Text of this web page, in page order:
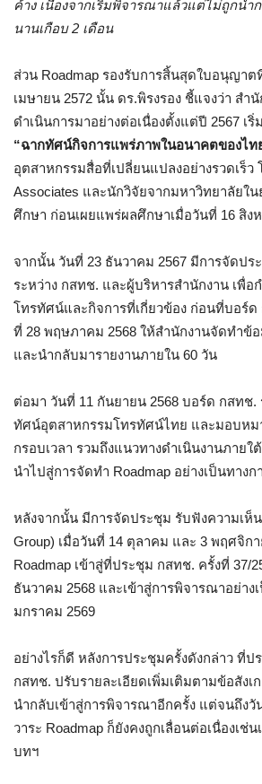
ค้าง เนื่องจากเริ่มพิจารณาแล้วแต่ไม่ถูกนำ
นานเกือบ 2 เดือน
ส่วน Roadmap รองรับการสิ้นสุดใบอนุญา
เมษายน 2572 นั้น ดร.พิรงรอง ชี้แจงว่า สำ
ดำเนินการมาอย่างต่อเนื่องตั้งแต่ปี 2567 เ
“ฉากทัศน์กิจการแพร่ภาพในอนาคตของไท
อุตสาหกรรมสื่อที่เปลี่ยนแปลงอย่างรวดเร็ว
Associates และนักวิจัยจากมหาวิทยาลัยใ
ศึกษา ก่อนเผยแพร่ผลศึกษาเมื่อวันที่ 16 สิง
จากนั้น วันที่ 23 ธันวาคม 2567 มีการจัดปร
ระหว่าง กสทช. และผู้บริหารสำนักงาน เพื่
โทรทัศน์และกิจการที่เกี่ยวข้อง ก่อนที่บอร์
ที่ 28 พฤษภาคม 2568 ให้สำนักงานจัดทำข้
และนำกลับมารายงานภายใน 60 วัน
ต่อมา วันที่ 11 กันยายน 2568 บอร์ด กสทช
ทัศน์อุตสาหกรรมโทรทัศน์ไทย และมอบหม
กรอบเวลา รวมถึงแนวทางดำเนินงานภาย
นำไปสู่การจัดทำ Roadmap อย่างเป็นทางก
หลังจากนั้น มีการจัดประชุม รับฟังความเห็
Group) เมื่อวันที่ 14 ตุลาคม และ 3 พฤศจิก
Roadmap เข้าสู่ที่ประชุม กสทช. ครั้งที่ 37/
ธันวาคม 2568 และเข้าสู่การพิจารณาอย่าง
มกราคม 2569
อย่างไรก็ดี หลังการประชุมครั้งดังกล่าว ที่
กสทช. ปรับรายละเอียดเพิ่มเติมตามข้อสังเ
นำกลับเข้าสู่การพิจารณาอีกครั้ง แต่จนถึงวั
วาระ Roadmap ก็ยังคงถูกเลื่อนต่อเนื่องเช่
บทฯ